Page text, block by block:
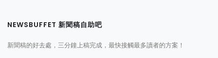
NEWSBUFFET 新聞稿自助吧
新聞稿的好去處，三分鐘上稿完成，最快接觸最多讀者的方案！